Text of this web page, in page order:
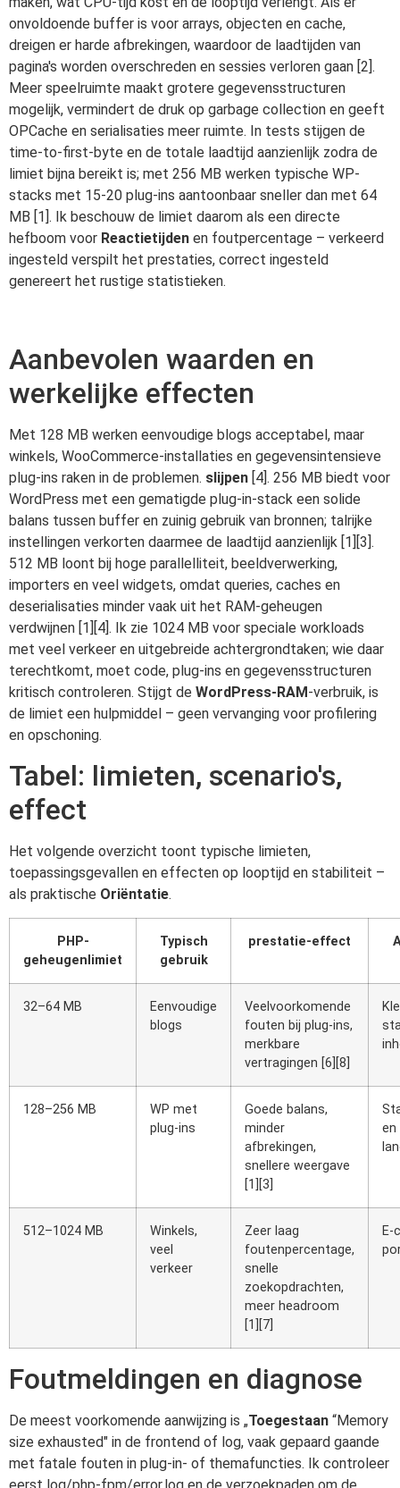
onvoldoende buffer is voor arrays, objecten en cache,
dreigen er harde afbrekingen, waardoor de laadtijden van
pagina's worden overschreden en sessies verloren gaan [2].
Meer speelruimte maakt grotere gegevensstructuren
mogelijk, vermindert de druk op garbage collection en geeft
OPCache en serialisaties meer ruimte. In tests stijgen de
time-to-first-byte en de totale laadtijd aanzienlijk zodra de
limiet bijna bereikt is; met 256 MB werken typische WP-
stacks met 15-20 plug-ins aantoonbaar sneller dan met 64
MB [1]. Ik beschouw de limiet daarom als een directe
hefboom voor Reactietijden en foutpercentage – verkeerd
ingesteld verspilt het prestaties, correct ingesteld
genereert het rustige statistieken.
Aanbevolen waarden en
werkelijke effecten
Met 128 MB werken eenvoudige blogs acceptabel, maar
winkels, WooCommerce-installaties en gegevensintensieve
plug-ins raken in de problemen. slijpen [4]. 256 MB biedt voor
WordPress met een gematigde plug-in-stack een solide
balans tussen buffer en zuinig gebruik van bronnen; talrijke
instellingen verkorten daarmee de laadtijd aanzienlijk [1][3].
512 MB loont bij hoge parallelliteit, beeldverwerking,
importers en veel widgets, omdat queries, caches en
deserialisaties minder vaak uit het RAM-geheugen
verdwijnen [1][4]. Ik zie 1024 MB voor speciale workloads
met veel verkeer en uitgebreide achtergrondtaken; wie daar
terechtkomt, moet code, plug-ins en gegevensstructuren
kritisch controleren. Stijgt de WordPress-RAM-verbruik, is
de limiet een hulpmiddel – geen vervanging voor profilering
en opschoning.
Tabel: limieten, scenario's,
effect
Het volgende overzicht toont typische limieten,
toepassingsgevallen en effecten op looptijd en stabiliteit –
als praktische Oriëntatie.
PHP-
geheugenlimiet
Typisch
gebruik
prestatie-effect
32–64 MB
Eenvoudige
blogs
Veelvoorkomende
fouten bij plug-ins,
merkbare
vertragingen [6][8]
128–256 MB
WP met
plug-ins
Goede balans,
minder
afbrekingen,
snellere weergave
[1][3]
en
512–1024 MB
Winkels,
veel
verkeer
Zeer laag
foutenpercentage,
snelle
zoekopdrachten,
meer headroom
[1][7]
E-
Foutmeldingen en diagnose
De meest voorkomende aanwijzing is „Toegestaan “Memory
size exhausted" in de frontend of log, vaak gepaard gaande
met fatale fouten in plug-in- of themafuncties. Ik controleer